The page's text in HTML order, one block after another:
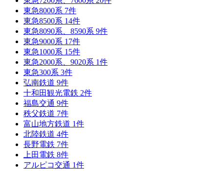
東急8000系 7件
東急8500系 14件
東急8090系、8590系 9件
東急9000系 17件
東急1000系 15件
東急2000系、9020系 1件
東急300系 3件
弘南鉄道 9件
十和田観光電鉄 2件
福島交通 9件
秩父鉄道 7件
富山地方鉄道 1件
北陸鉄道 4件
長野電鉄 7件
上田電鉄 8件
アルピコ交通 1件